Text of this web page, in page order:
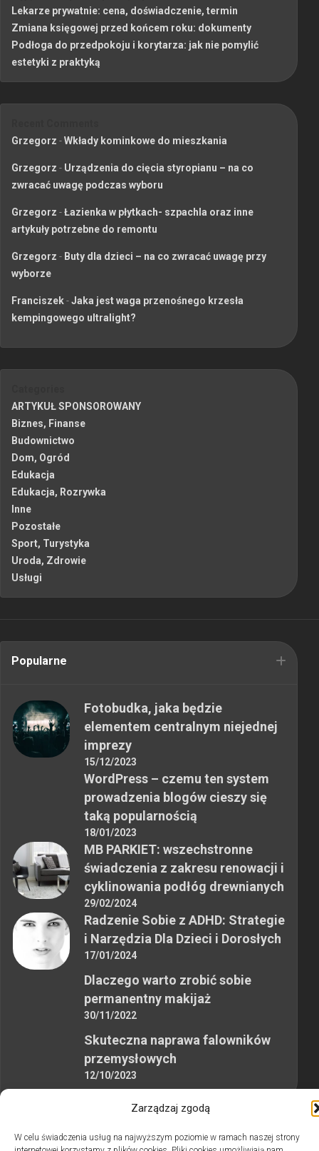
Zarządzaj zgodą
W celu świadczenia usług na najwyższym poziomie w ramach naszej strony
Lekarze prywatnie: cena, doświadczenie, termin
Zmiana księgowej przed końcem roku: dokumenty
Podłoga do przedpokoju i korytarza: jak nie pomylić
estetyki z praktyką
Grzegorz -Wkłady kominkowe do mieszkania
Grzegorz - Urządzenia do cięcia styropianu – na co
zwracać uwagę podczas wyboru
Grzegorz -Łazienka w płytkach- szpachla oraz inne
artykuły potrzebne do remontu
Grzegorz - Buty dla dzieci – na co zwracać uwagę przy
wyborze
Franciszek-Jaka jest waga przenośnego krzesła
kempingowego ultralight?
ARTYKUŁ SPONSOROWANY
Biznes, Finanse
Budownictwo
Dom, Ogród
Edukacja
Edukacja, Rozrywka
Inne
Pozostałe
Sport, Turystyka
Uroda, Zdrowie
Usługi
Popularne
Fotobudka, jaka będzie
elementem centralnym niejednej
imprezy
15/12/2023
WordPress – czemu ten system
prowadzenia blogów cieszy się
taką popularnością
18/01/2023
MB PARKIET: wszechstronne
świadczenia z zakresu renowacji i
cyklinowania podłóg drewnianych
29/02/2024
Radzenie Sobie z ADHD: Strategie
i Narzędzia Dla Dzieci i Dorosłych
17/01/2024
Dlaczego warto zrobić sobie
permanentny makijaż
30/11/2022
Skuteczna naprawa falowników
przemysłowych
12/10/2023